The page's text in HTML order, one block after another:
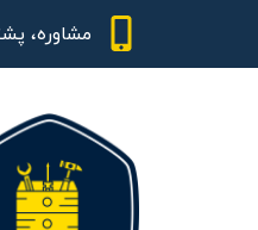
مشاوره،